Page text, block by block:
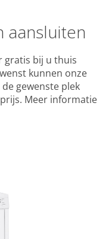
aansluiten
gratis bij u thuis
kunnen onze
gewenste plek
Meer informatie